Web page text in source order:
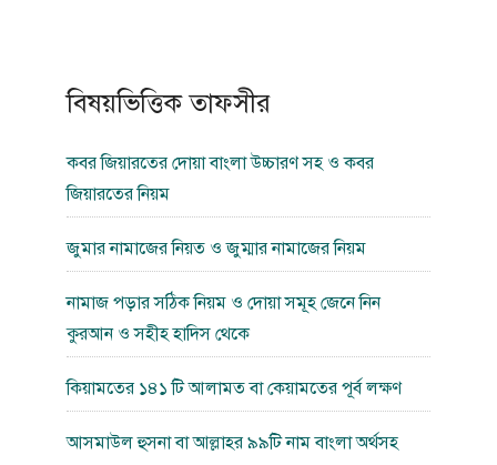
বিষয়ভিত্তিক তাফসীর
কবর জিয়ারতের দোয়া বাংলা উচ্চারণ সহ ও কবর
জিয়ারতের নিয়ম
জুমার নামাজের নিয়ত ও জুম্মার নামাজের নিয়ম
নামাজ পড়ার সঠিক নিয়ম ও দোয়া সমূহ জেনে নিন
কুরআন ও সহীহ হাদিস থেকে
কিয়ামতের ১৪১ টি আলামত বা কেয়ামতের পূর্ব লক্ষণ
আসমাউল হুসনা বা আল্লাহর ৯৯টি নাম বাংলা অর্থসহ